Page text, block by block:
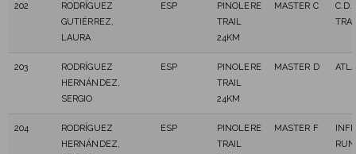
202
RODRÍGUEZ
GUTIÉRREZ,
LAURA
ESP
PINOLERE
TRAIL
24KM
MASTER C
C.D.
203
RODRÍGUEZ
HERNÁNDEZ,
SERGIO
ESP
PINOLERE
TRAIL
24KM
MASTER D
204
RODRÍGUEZ
HERNÁNDEZ,
ESP
PINOLERE
TRAIL
MASTER F